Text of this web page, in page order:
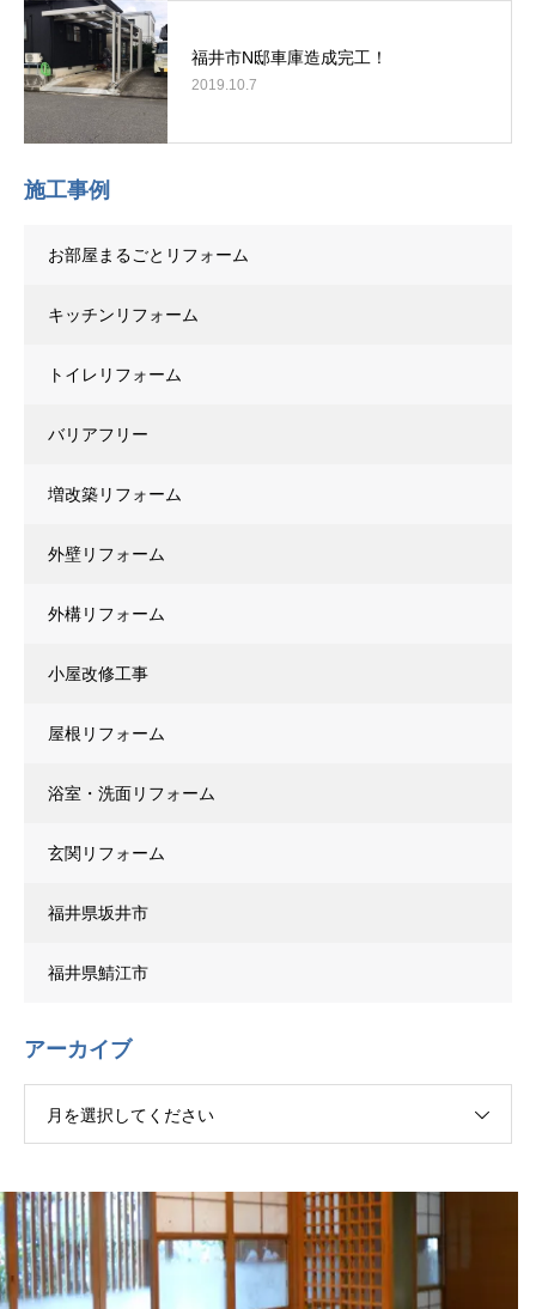
福井市N邸車庫造成完工！
2019.10.7
施工事例
お部屋まるごとリフォーム
キッチンリフォーム
トイレリフォーム
バリアフリー
増改築リフォーム
外壁リフォーム
外構リフォーム
小屋改修工事
屋根リフォーム
浴室・洗面リフォーム
玄関リフォーム
福井県坂井市
福井県鯖江市
アーカイブ
月を選択してください